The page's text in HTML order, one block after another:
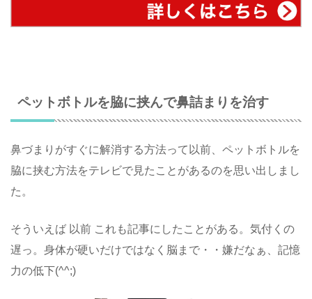
ペットボトルを脇に挟んで鼻詰まりを治す
鼻づまりがすぐに解消する方法って以前、ペットボトルを
脇に挟む方法をテレビで見たことがあるのを思い出しまし
た。
そういえば 以前 これも記事にしたことがある。気付くの
遅っ。身体が硬いだけではなく脳まで・・嫌だなぁ、記憶
力の低下(^^;)